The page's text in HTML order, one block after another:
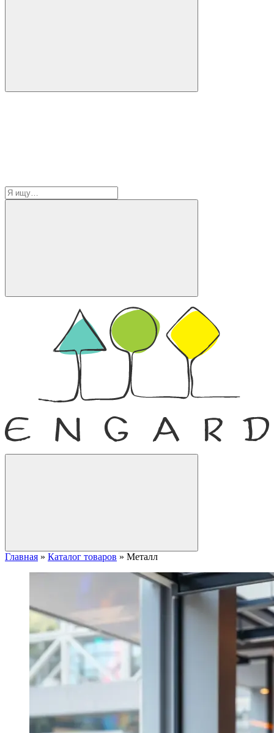
Главная » Каталог товаров » Металл